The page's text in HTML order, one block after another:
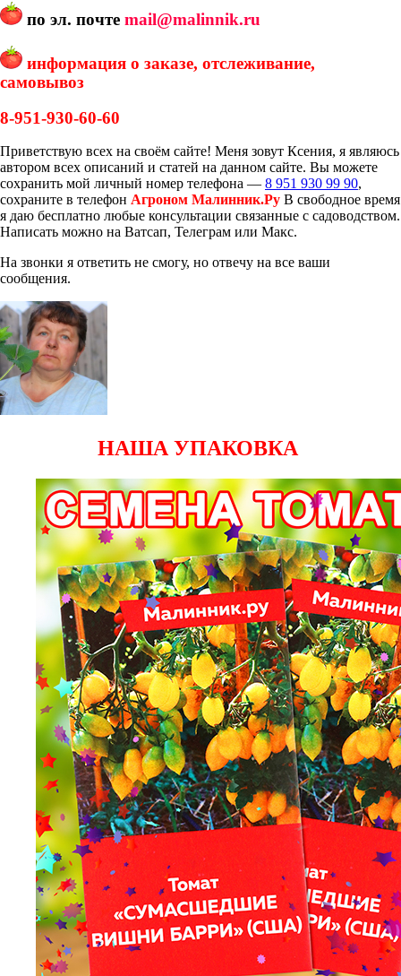
по эл. почте mail@malinnik.ru
информация о заказе, отслеживание,
самовывоз
8-951-930-60-60
Приветствую всех на своём сайте! Меня зовут Ксения, я являюсь
автором всех описаний и статей на данном сайте. Вы можете
сохранить мой личный номер телефона — 8 951 930 99 90,
сохраните в телефон Агроном Малинник.Ру В свободное время
я даю бесплатно любые консультации связанные с садоводством.
Написать можно на Ватсап, Телеграм или Макс.
На звонки я ответить не смогу, но отвечу на все ваши
сообщения.
НАША УПАКОВКА